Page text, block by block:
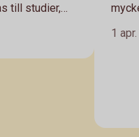
till studier,
värdet av
tänka.
1